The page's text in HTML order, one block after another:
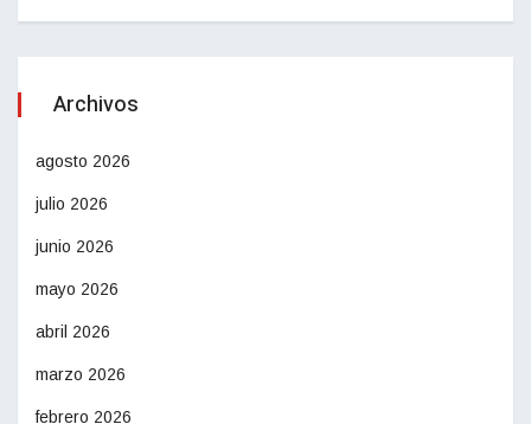
Archivos
agosto 2026
julio 2026
junio 2026
mayo 2026
abril 2026
marzo 2026
febrero 2026